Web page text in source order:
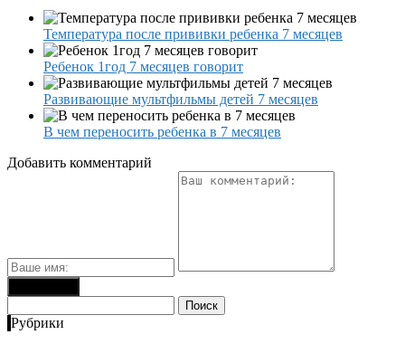
Температура после прививки ребенка 7 месяцев
Ребенок 1год 7 месяцев говорит
Развивающие мультфильмы детей 7 месяцев
В чем переносить ребенка в 7 месяцев
Добавить комментарий
Рубрики